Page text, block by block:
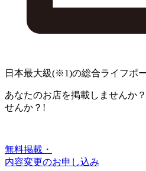
日本最大級(※1)の総合ライフポ
あなたのお店を掲載しませんか？
せんか？!
無料掲載・
内容変更のお申し込み